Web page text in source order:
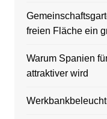
freien Fläche ein
Warum Spanien
attraktiver wird